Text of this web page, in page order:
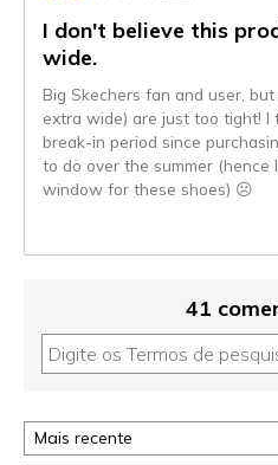
I don't believe this
wide.
Big Skechers fan and user,
extra wide) are just too tight! I
break-in period since
to do over the summer
window for these shoes) ☹️
41